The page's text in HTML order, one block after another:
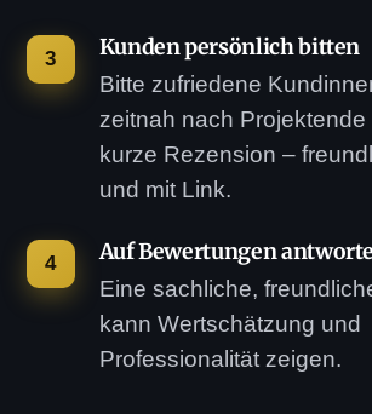
Kunden persönlich bitten
Bitte zufriedene
zeitnah nach Projektende
kurze Rezension –
und mit Link.
Auf Bewertungen
Eine sachliche,
kann Wertschätzung und
Professionalität zeigen.